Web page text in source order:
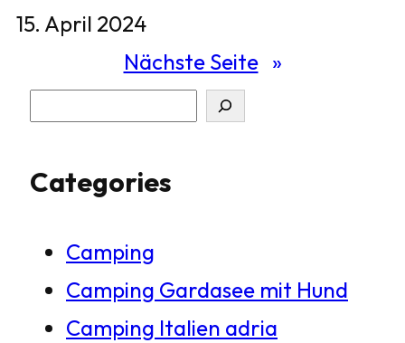
15. April 2024
Nächste Seite »
c
Categories
Camping
Camping Gardasee mit Hund
Camping Italien adria